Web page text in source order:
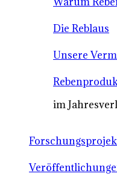
Die Reblaus
Unsere
im